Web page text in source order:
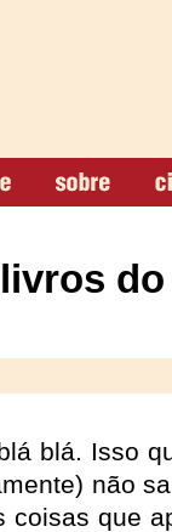
blá. Isso
não
coisas que